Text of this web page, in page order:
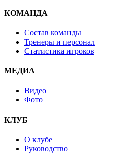
КОМАНДА
Состав команды
Тренеры и персонал
Статистика игроков
МЕДИА
Видео
Фото
КЛУБ
О клубе
Руководство